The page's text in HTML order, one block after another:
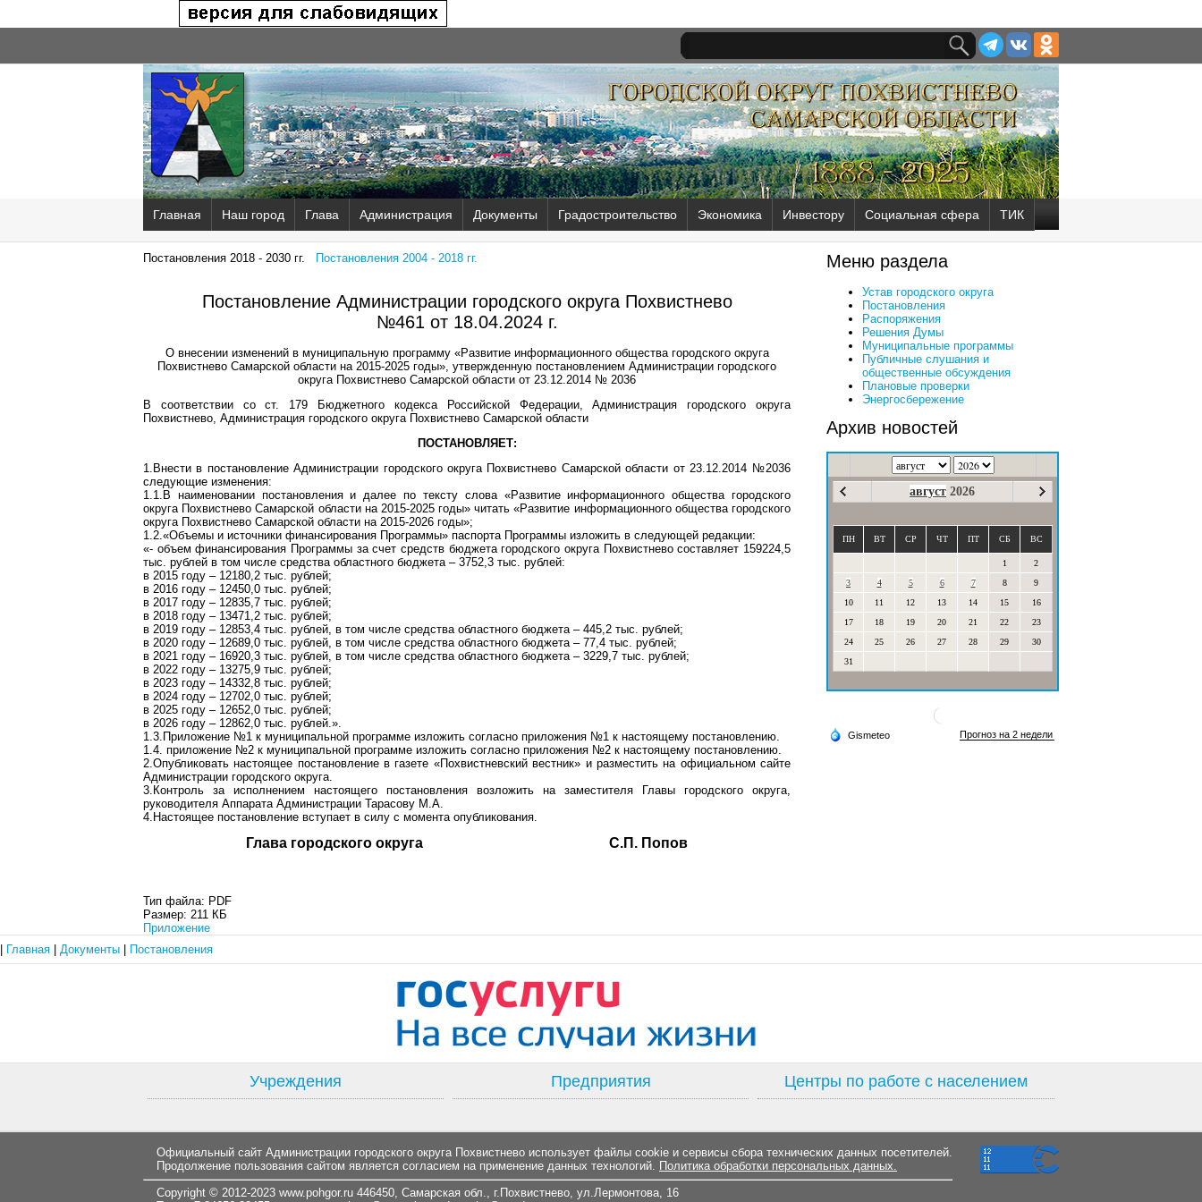
Главная Наш город Глава Администрация Документы Градостроительство Экономика Инвестору Социальная сфера ТИК
Постановления 2018 - 2030 гг. Постановления 2004 - 2018 гг.
Постановление Администрации городского округа Похвистнево
№461 от 18.04.2024 г.
О внесении изменений в муниципальную программу «Развитие информационного общества городского округа
Похвистнево Самарской области на 2015-2025 годы», утвержденную постановлением Администрации городского
округа Похвистнево Самарской области от 23.12.2014 № 2036
В соответствии со ст. 179 Бюджетного кодекса Российской Федерации, Администрация городского округа
Похвистнево, Администрация городского округа Похвистнево Самарской области
ПОСТАНОВЛЯЕТ:
1.Внести в постановление Администрации городского округа Похвистнево Самарской области от 23.12.2014 №2036
следующие изменения:
1.1.В наименовании постановления и далее по тексту слова «Развитие информационного общества городского
округа Похвистнево Самарской области на 2015-2025 годы» читать «Развитие информационного общества городского
округа Похвистнево Самарской области на 2015-2026 годы»;
1.2.«Объемы и источники финансирования Программы» паспорта Программы изложить в следующей редакции:
«- объем финансирования Программы за счет средств бюджета городского округа Похвистнево составляет 159224,5
тыс. рублей в том числе средства областного бюджета – 3752,3 тыс. рублей:
в 2015 году – 12180,2 тыс. рублей;
в 2016 году – 12450,0 тыс. рублей;
в 2017 году – 12835,7 тыс. рублей;
в 2018 году – 13471,2 тыс. рублей;
в 2019 году – 12853,4 тыс. рублей, в том числе средства областного бюджета – 445,2 тыс. рублей;
в 2020 году – 12689,0 тыс. рублей, в том числе средства областного бюджета – 77,4 тыс. рублей;
в 2021 году – 16920,3 тыс. рублей, в том числе средства областного бюджета – 3229,7 тыс. рублей;
в 2022 году – 13275,9 тыс. рублей;
в 2023 году – 14332,8 тыс. рублей;
в 2024 году – 12702,0 тыс. рублей;
в 2025 году – 12652,0 тыс. рублей;
в 2026 году – 12862,0 тыс. рублей.».
1.3.Приложение №1 к муниципальной программе изложить согласно приложения №1 к настоящему постановлению.
1.4. приложение №2 к муниципальной программе изложить согласно приложения №2 к настоящему постановлению.
2.Опубликовать настоящее постановление в газете «Похвистневский вестник» и разместить на официальном сайте
Администрации городского округа.
3.Контроль за исполнением настоящего постановления возложить на заместителя Главы городского округа,
руководителя Аппарата Администрации Тарасову М.А.
4.Настоящее постановление вступает в силу с момента опубликования.
Глава городского округа С.П. Попов
Тип файла: PDF
Размер: 211 КБ
Приложение
Меню раздела
Устав городского округа
Постановления
Распоряжения
Решения Думы
Муниципальные программы
Публичные слушания и
общественные обсуждения
Плановые проверки
Энергосбережение
Архив новостей
август 2026
ПН ВТ СР ЧТ ПТ СБ ВС
1
2
3
4 5 6 7 8
9
10
11 12 13 14 15
16
17
18 19 20 21 22
23
24
25 26 27 28 29
30
31
Главная Документы Постановления
Учреждения Предприятия Центры по работе с населением
Официальный сайт Администрации городского округа Похвистнево использует файлы cookie и сервисы сбора технических данных посетителей.
Продолжение пользования сайтом является согласием на применение данных технологий. Политика обработки персональных данных.
Copyright © 2012-2023 www.pohgor.ru 446450, Самарская обл., г.Похвистнево, ул.Лермонтова, 16